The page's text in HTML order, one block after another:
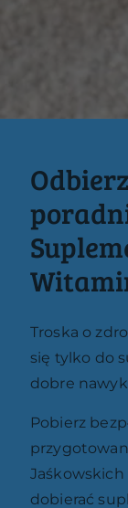
Troska o
się tylko do
dobre
Pobierz
Jaśkowskich
dobierać